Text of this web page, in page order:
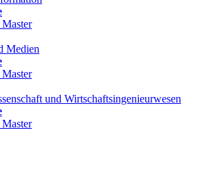
Medien
und Wirtschaftsingenieurwesen